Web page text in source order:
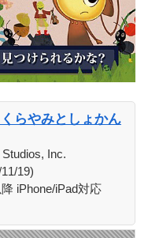
らやみとしょかん
Inc.
19)
iPhone/iPad対応